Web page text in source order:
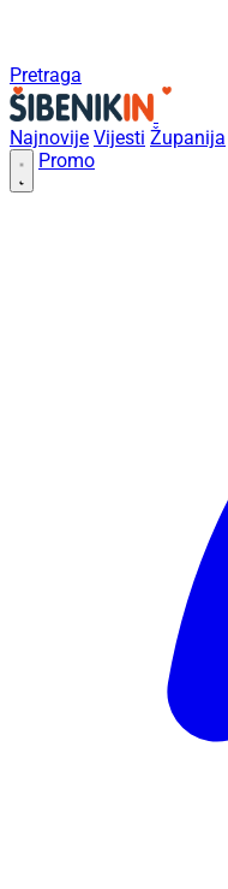
Pretraga
Najnovije Vijesti Županija
Promo